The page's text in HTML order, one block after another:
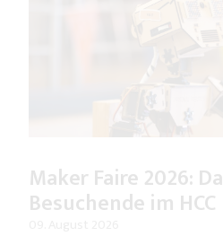
Maker Faire 2026:
Besuchende im HCC